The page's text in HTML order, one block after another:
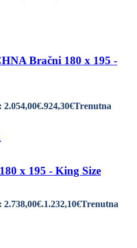
Bračni 180 x 195 -
924,30€Trenutna
x 195 - King Size
1.232,10€Trenutna